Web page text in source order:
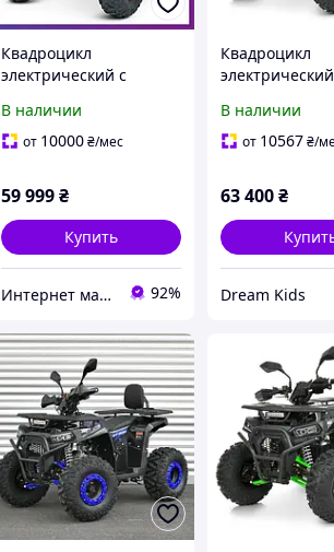
Квадроцикл
электрический с
HB-EATV1500H-2(MP3)
для подростков от 14
В наличии
от 10000₴/мес
59 999₴
Купить
Интернет магазин детских товаров и товаров для дома "Твой Киндер" 92%
Квадроцикл
7(MP3), черно-
оранжевый
В наличии
от 10567₴/
63 400₴
Dream Kids